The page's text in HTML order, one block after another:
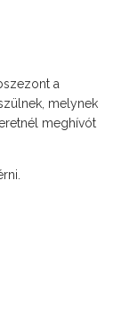
a
melynek
meghívót